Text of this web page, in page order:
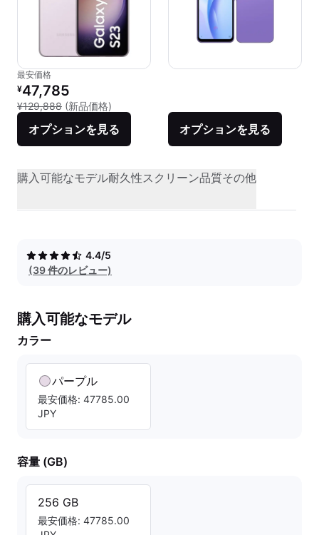
最安価格
リファービッシュ品の価格：
¥47,785
¥129,888 (新品価格)
オプションを見る オプションを見る
購入可能なモデル耐久性スクリーン品質その他
4.4/5
(39 件のレビュー)
購入可能なモデル
カラー
パープル
最安価格: 47785.00
JPY
容量 (GB)
256 GB
最安価格: 47785.00